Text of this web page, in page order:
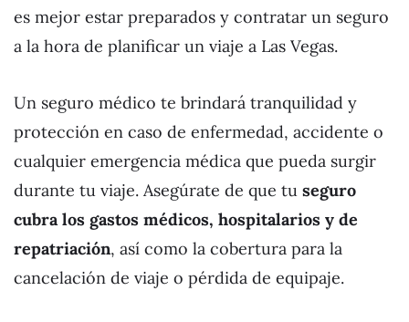
es mejor estar preparados y contratar un seguro
a la hora de planificar un viaje a Las Vegas.
Un seguro médico te brindará tranquilidad y
protección en caso de enfermedad, accidente o
cualquier emergencia médica que pueda surgir
durante tu viaje. Asegúrate de que tu seguro
cubra los gastos médicos, hospitalarios y de
repatriación, así como la cobertura para la
cancelación de viaje o pérdida de equipaje.